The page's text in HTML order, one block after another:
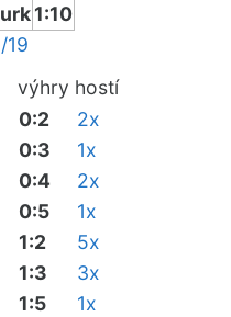
19
1:10
výhry hostí
0:2
2x
0:3
1x
0:4
2x
0:5
1x
1:2
5x
1:3
3x
1:5
1x